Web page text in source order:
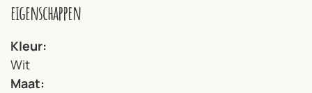
eigenschappen
Kleur
Wit
Maat